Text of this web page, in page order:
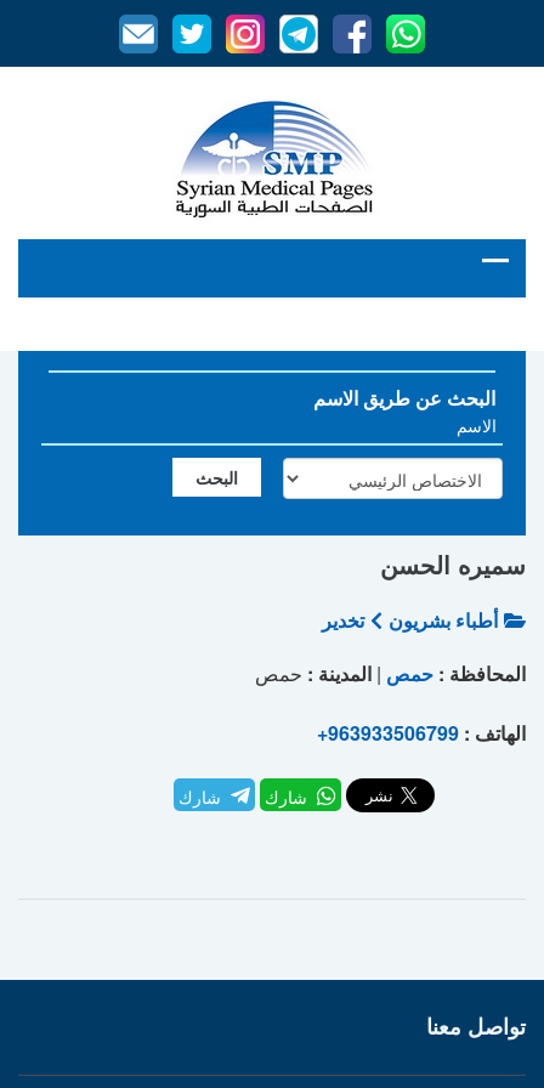
البحث عن طريق الاسم
سميره الحسن
أطباء بشريون
تخدير
المحافظة : حمص | المدينة : حمص
الهاتف : +963933506799
شارك شارك
تواصل معنا